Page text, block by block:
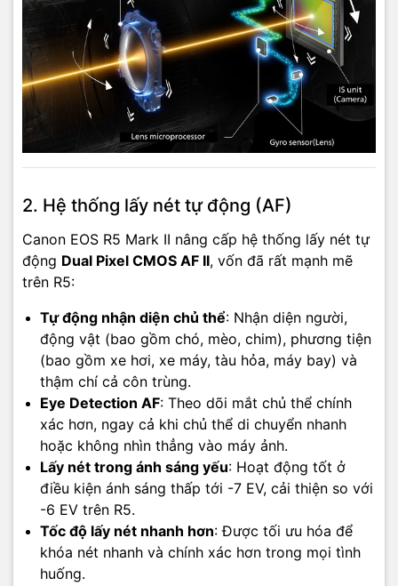
2. Hệ thống lấy nét tự động (AF)
Canon EOS R5 Mark II nâng cấp hệ thống lấy nét tự
động Dual Pixel CMOS AF II, vốn đã rất mạnh mẽ
trên R5:
Tự động nhận diện chủ thể: Nhận diện người,
động vật (bao gồm chó, mèo, chim), phương tiện
(bao gồm xe hơi, xe máy, tàu hỏa, máy bay) và
thậm chí cả côn trùng.
Eye Detection AF: Theo dõi mắt chủ thể chính
xác hơn, ngay cả khi chủ thể di chuyển nhanh
hoặc không nhìn thẳng vào máy ảnh.
Lấy nét trong ánh sáng yếu: Hoạt động tốt ở
điều kiện ánh sáng thấp tới -7 EV, cải thiện so với
-6 EV trên R5.
Tốc độ lấy nét nhanh hơn: Được tối ưu hóa để
khóa nét nhanh và chính xác hơn trong mọi tình
huống.